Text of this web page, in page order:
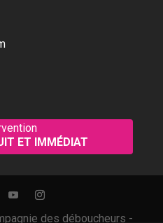
ET IMMÉDIAT
des déboucheurs -